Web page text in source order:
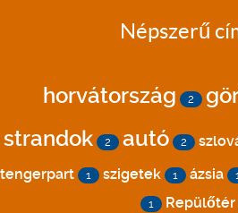
Népszerű
horvátország 2
strandok 2 autó 2
tengerpart 1 szigetek 1 ázsia
1 Repülőtér